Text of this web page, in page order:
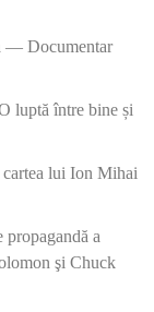
— Documentar
luptă între bine și
lui Ion Mihai
a
şi Chuck